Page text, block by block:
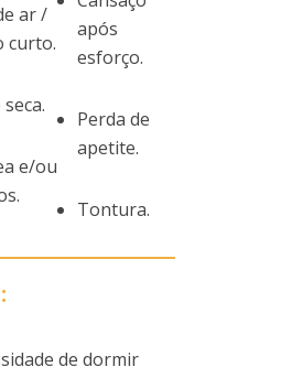
ar /
curto.
e/ou
após
esforço.
Perda de
apetite.
Tontura.
de dormir